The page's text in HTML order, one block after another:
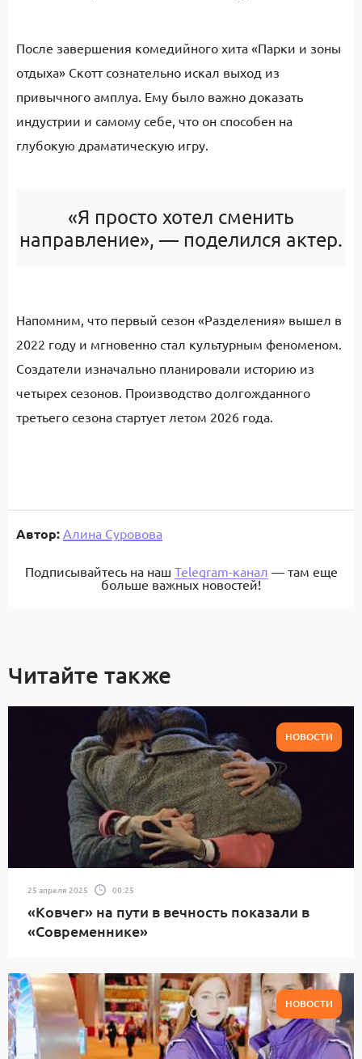
После завершения комедийного хита «Парки и зоны
отдыха» Скотт сознательно искал выход из
привычного амплуа. Ему было важно доказать
индустрии и самому себе, что он способен на
глубокую драматическую игру.
«Я просто хотел сменить
направление», — поделился актер.
Напомним, что первый сезон «Разделения» вышел в
2022 году и мгновенно стал культурным феноменом.
Создатели изначально планировали историю из
четырех сезонов. Производство долгожданного
третьего сезона стартует летом 2026 года.
Автор: Алина Суровова
Подписывайтесь на наш Telegram-канал — там еще
больше важных новостей!
Читайте также
НОВОСТИ
25 апреля 2025 00:25
«Ковчег» на пути в вечность показали в
«Современнике»
НОВОСТИ